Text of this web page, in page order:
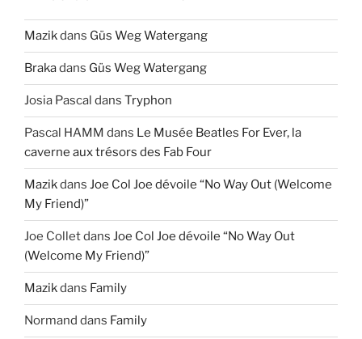
Mazikdans Güs Weg Watergang
Brakadans Güs Weg Watergang
Josia Pascal dans Tryphon
Pascal HAMM dans Le Musée Beatles For Ever, la
caverne aux trésors des Fab Four
Mazikdans Joe Col Joe dévoile “No Way Out (Welcome
My Friend)”
Joe Colletdans Joe Col Joe dévoile “No Way Out
(Welcome My Friend)”
Mazikdans Family
Normand dans Family